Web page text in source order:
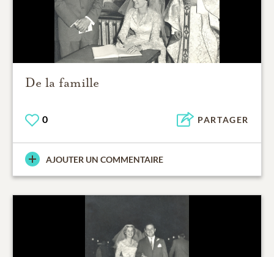
De la famille
0 PARTAGER
AJOUTER UN COMMENTAIRE